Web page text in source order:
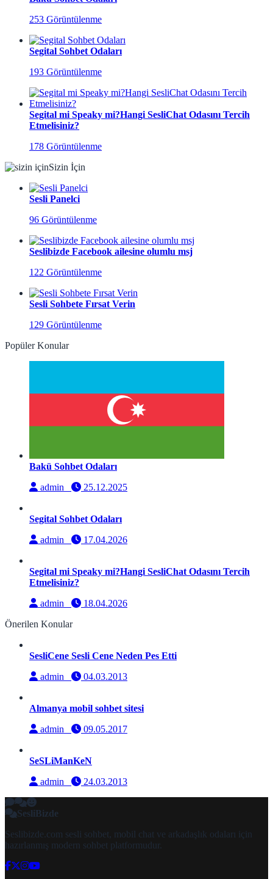
253 Görüntülenme
Segital Sohbet Odaları
193 Görüntülenme
Segital mi Speaky mi?Hangi SesliChat Odasını Tercih
Etmelisiniz?
178 Görüntülenme
Sizin İçin
Sesli Panelci
96 Görüntülenme
Seslibizde Facebook ailesine olumlu msj
122 Görüntülenme
Sesli Sohbete Fırsat Verin
129 Görüntülenme
Popüler Konular
Bakü Sohbet Odaları
admin
25.12.2025
Segital Sohbet Odaları
admin
17.04.2026
Segital mi Speaky mi?Hangi SesliChat Odasını Tercih
Etmelisiniz?
admin
18.04.2026
Önerilen Konular
SesliCene Sesli Cene Neden Pes Etti
admin
04.03.2013
Almanya mobil sohbet sitesi
admin
09.05.2017
SeSLiManKeN
admin
24.03.2013
SesliBizde
Seslibizde.com sesli sohbet, mobil chat ve arkadaşlık odaları için
hazırlanmış modern sohbet platformudur.